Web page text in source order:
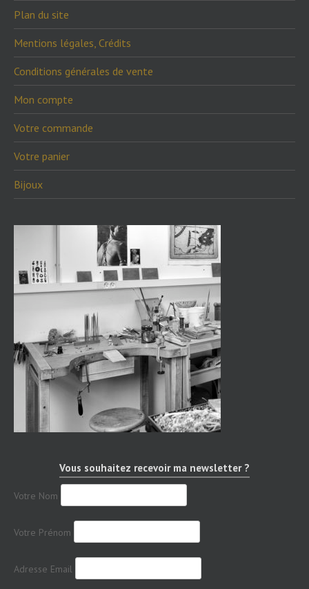
Plan du site
Mentions légales, Crédits
Conditions générales de vente
Mon compte
Votre commande
Votre panier
Bijoux
Vous souhaitez recevoir ma newsletter ?
Votre Nom
Votre Prénom
Adresse Email